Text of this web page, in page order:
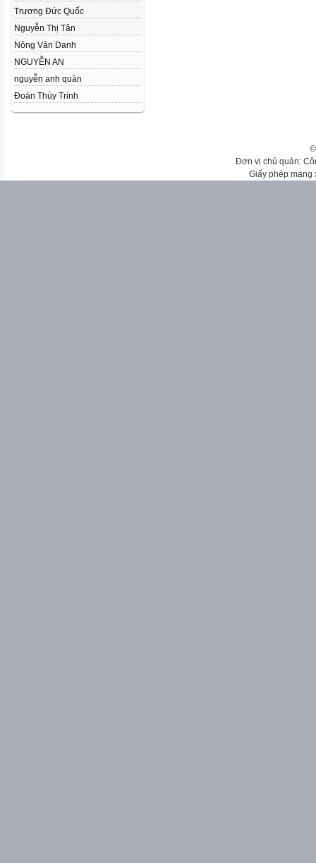
Trương Đức Quốc
Nguyễn Thị Tân
Nông Văn Danh
NGUYỄN AN
nguyễn anh quân
Đoàn Thùy Trinh
Đơn vị chủ quản:
Giấy phép mạng